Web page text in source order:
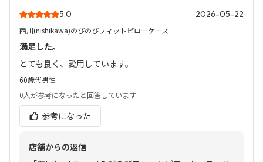
5.0 2026-05-22
西川(nishikawa)のびのびフィットピローケース
満足した。
とても良く、愛用しています。
60歳代男性
0人が参考になったと回答しています
参考になった
店舗からの返信